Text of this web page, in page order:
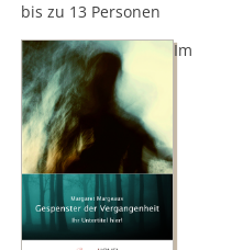
bis zu 13 Personen
Im